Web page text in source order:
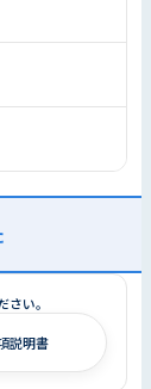
さい。
説明書